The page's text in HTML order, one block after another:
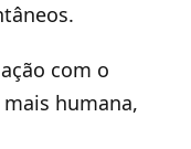
com o
humana,